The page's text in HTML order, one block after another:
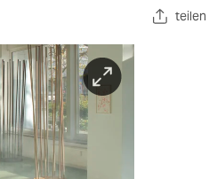
teilen